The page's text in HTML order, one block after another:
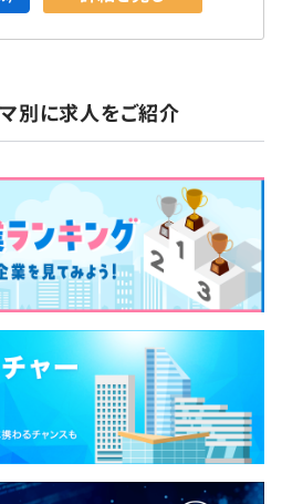
別に求人をご紹介